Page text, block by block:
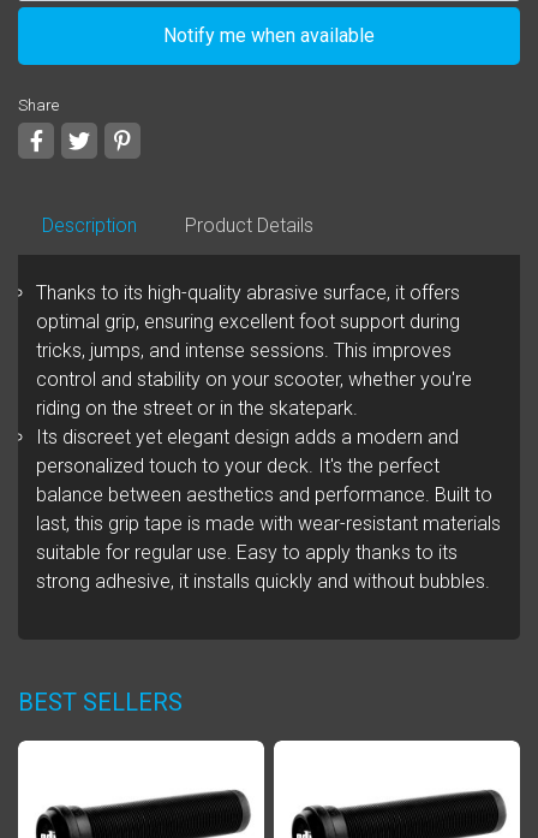
Notify me when available
Share
Description Product Details
Thanks to its high-quality abrasive surface, it offers
optimal grip, ensuring excellent foot support during
tricks, jumps, and intense sessions. This improves
control and stability on your scooter, whether you're
riding on the street or in the skatepark.
Its discreet yet elegant design adds a modern and
personalized touch to your deck. It's the perfect
balance between aesthetics and performance. Built to
last, this grip tape is made with wear-resistant materials
suitable for regular use. Easy to apply thanks to its
strong adhesive, it installs quickly and without bubbles.
BEST SELLERS